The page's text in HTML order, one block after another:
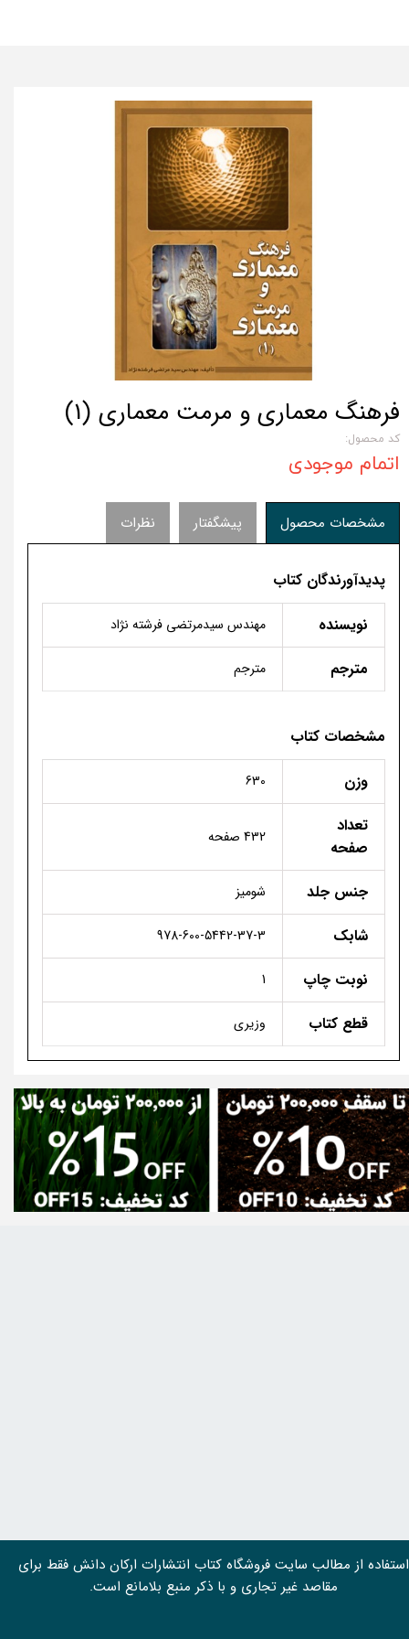
فرهنگ معماری و مرمت معماری (1)
کد محصول:
اتمام موجودی
مشخصات محصول پیشگفتار نظرات
پدیدآورندگان کتاب
نویسنده
مهندس سیدمرتضی فرشته­ نژاد
مترجم مترجم
مشخصات کتاب
وزن
630
تعداد
صفحه
432 صفحه
جنس جلد شومیز
شابک 978-600-5442-37-3
نوبت چاپ 1
قطع کتاب وزیری
استفاده از مطالب سايت فروشگاه کتاب انتشارات ارکان دانش فقط برای
مقاصد غیر تجاری و با ذکر منبع بلامانع است.